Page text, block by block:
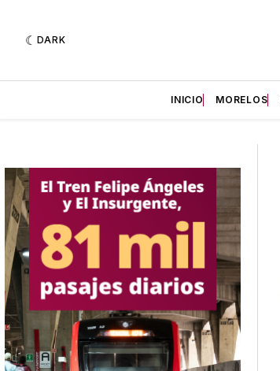
DARK
INICIO MORELOS